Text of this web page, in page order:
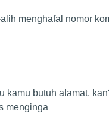
menghafal nomor
butuh alamat,
menginga